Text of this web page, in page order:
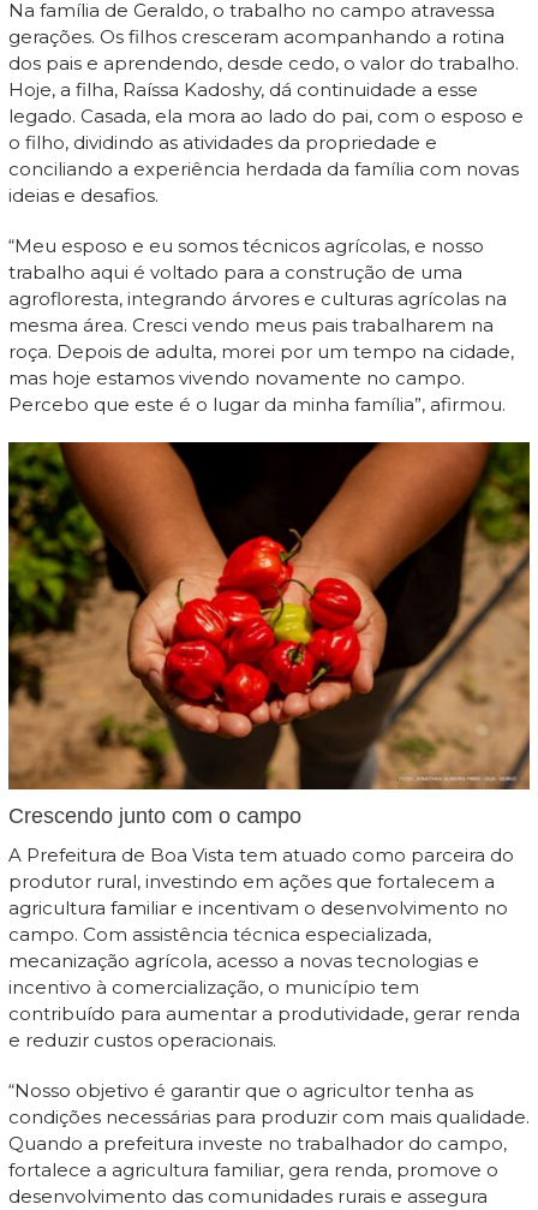
Na família de Geraldo, o trabalho no campo atravessa
gerações. Os filhos cresceram acompanhando a rotina
dos pais e aprendendo, desde cedo, o valor do trabalho.
Hoje, a filha, Raíssa Kadoshy, dá continuidade a esse
legado. Casada, ela mora ao lado do pai, com o esposo e
o filho, dividindo as atividades da propriedade e
conciliando a experiência herdada da família com novas
ideias e desafios.
“Meu esposo e eu somos técnicos agrícolas, e nosso
trabalho aqui é voltado para a construção de uma
agrofloresta, integrando árvores e culturas agrícolas na
mesma área. Cresci vendo meus pais trabalharem na
roça. Depois de adulta, morei por um tempo na cidade,
mas hoje estamos vivendo novamente no campo.
Percebo que este é o lugar da minha família”, afirmou.
Crescendo junto com o campo
A Prefeitura de Boa Vista tem atuado como parceira do
produtor rural, investindo em ações que fortalecem a
agricultura familiar e incentivam o desenvolvimento no
campo. Com assistência técnica especializada,
mecanização agrícola, acesso a novas tecnologias e
incentivo à comercialização, o município tem
contribuído para aumentar a produtividade, gerar renda
e reduzir custos operacionais.
“Nosso objetivo é garantir que o agricultor tenha as
condições necessárias para produzir com mais qualidade.
Quando a prefeitura investe no trabalhador do campo,
fortalece a agricultura familiar, gera renda, promove o
desenvolvimento das comunidades rurais e assegura